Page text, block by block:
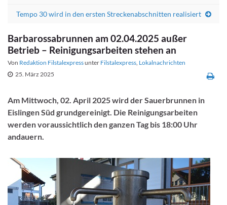
Tempo 30 wird in den ersten Streckenabschnitten realisiert
Barbarossabrunnen am 02.04.2025 außer
Betrieb – Reinigungsarbeiten stehen an
Von Redaktion Filstalexpressunter Filstalexpress, Lokalnachrichten
25. März 2025
Am Mittwoch, 02. April 2025 wird der Sauerbrunnen in
Eislingen Süd grundgereinigt. Die Reinigungsarbeiten
werden voraussichtlich den ganzen Tag bis 18:00 Uhr
andauern.